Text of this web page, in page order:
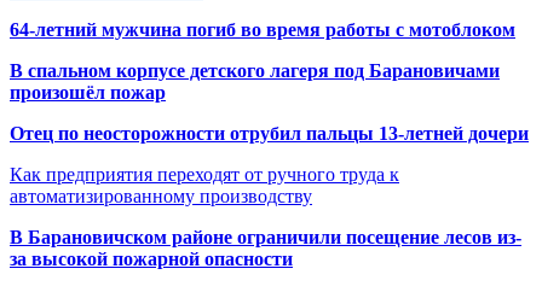
64-летний мужчина погиб во время работы с мотоблоком
В спальном корпусе детского лагеря под Барановичами
произошёл пожар
Отец по неосторожности отрубил пальцы 13-летней дочери
Как предприятия переходят от ручного труда к
автоматизированному производству
В Барановичском районе ограничили посещение лесов из-
за высокой пожарной опасности